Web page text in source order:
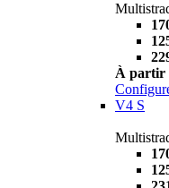
À partir
V4 S